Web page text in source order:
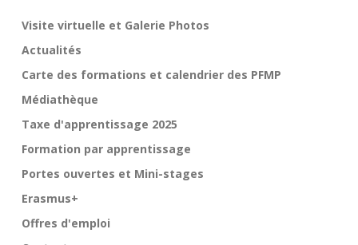
Visite virtuelle et Galerie Photos
Actualités
Carte des formations et calendrier des PFMP
Médiathèque
Taxe d'apprentissage 2025
Formation par apprentissage
Portes ouvertes et Mini-stages
Erasmus+
Offres d'emploi